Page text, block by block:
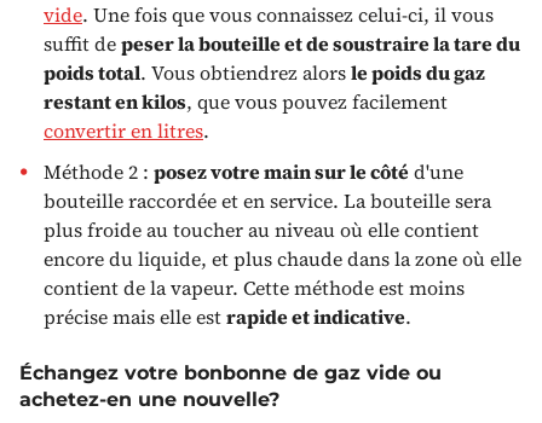
vide. Une fois que vous connaissez celui-ci, il vous
suffit depeser la bouteille et de soustraire la tare du
poids total. Vous obtiendrez alorsle poids du gaz
restant en kilos, que vous pouvez facilement
convertir en litres.
Méthode 2 : posez votre main sur le côté d'une
bouteille raccordée et en service. La bouteille sera
plus froide au toucher au niveau où elle contient
encore du liquide, et plus chaude dans la zone où elle
contient de la vapeur. Cette méthode est moins
précise mais elle estrapide et indicative.
Échangez votre bonbonne de gaz vide ou
achetez-en une nouvelle?